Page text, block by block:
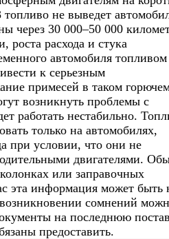
не выведет
через 30 000–50 000
роста расхода и стука
автомобиля топливом
к серьезным
примесей в таком
возникнуть проблемы с
работать нестабильно.
только на автомобилях,
при условии, что они не
двигателями.
или заправочных
эта информация может быть
сомнений
на последнюю
предоставить.